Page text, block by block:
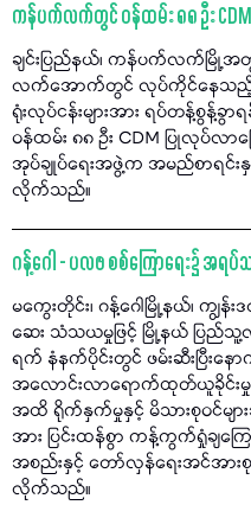
ကန်ပက်လက်တွင် ဝန်ထမ်း ၈၈ ဦး
ချင်းပြည်နယ်၊ ကန်ပက်လက်မြို့အ
လက်အောက်တွင် လုပ်ကိုင်နေသည့်
ရုံးလုပ်ငန်းများအား ရပ်တန့်စွန့်ခွ
ဝန်ထမ်း ၈၈ ဦး CDM ပြုလုပ်လ
အုပ်ချုပ်ရေးအဖွဲ့က အမည်စာရင်
လိုက်သည်။
ဂန့်ဂေါ - ပလဖ စစ်ကြောရေး၌ အရ
မကွေးတိုင်း၊ ဂန့်ဂေါမြို့နယ်၊ ကျွန်
ဆေး သံသယမှုဖြင့် မြို့နယ် ပြည်
ရက် နံနက်ပိုင်းတွင် ဖမ်းဆီးပြီးနေ
အလောင်းလာရောက်ထုတ်ယူခို
အထိ ရိုက်နှက်မှုနှင့် မိသားစုဝင်များ
အား ပြင်းထန်စွာ ကန့်ကွက်ရှုံချက
အစည်းနှင့် တော်လှန်ရေးအင်အား
လိုက်သည်။